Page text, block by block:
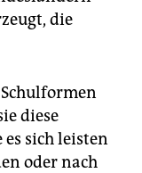
die
diese
sich leisten
oder nach